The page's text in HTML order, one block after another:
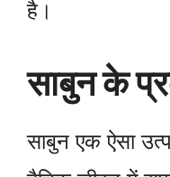
है।
साबुन के
साबुन एक ऐसा